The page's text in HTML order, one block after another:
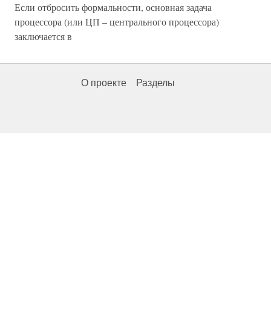
Если отбросить формальности, основная задача
процессора (или ЦП – центрального процессора)
заключается в
О проекте Разделы